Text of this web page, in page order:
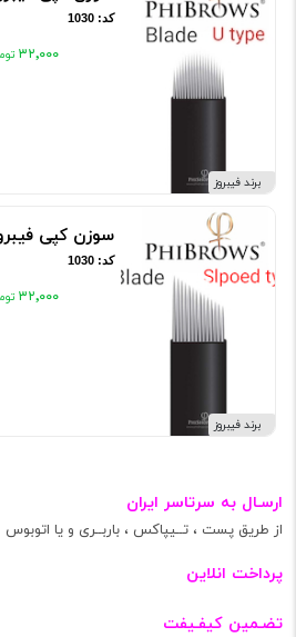
برند فیبروز
کد: 1030
۳۲٬۰۰۰
برند فیبروز
سوزن کپی
کد: 1030
۳۲٬۰۰۰
ارسـال به سرتاسر ایران
از طریق پست ، تــیپاکس ، باربــری و یا اتوبوس
پرداخت انلاین
تضـمین کیفـیفت